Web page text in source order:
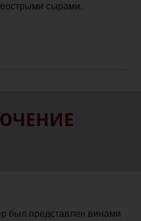
сырами.
был представлен винами